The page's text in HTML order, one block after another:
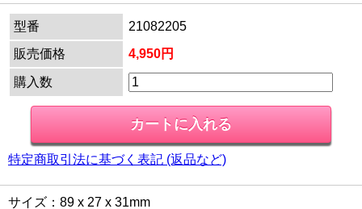
型番
21082205
販売価格
4,950円
購入数
特定商取引法に基づく表記 (返品など)
サイズ：89 x 27 x 31mm